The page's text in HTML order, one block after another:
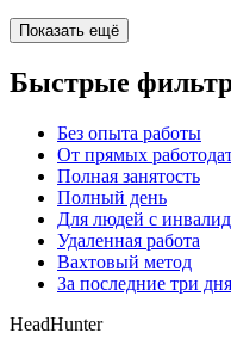
Показать ещё
Быстрые
Без опыта работы
От прямых
Полная занятость
Полный день
Для людей с
Удаленная работа
Вахтовый метод
За последние три дня
HeadHunter